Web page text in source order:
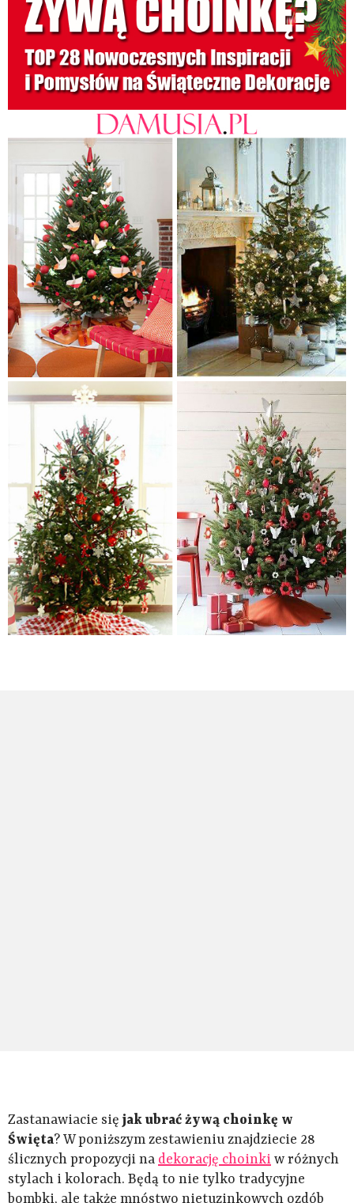
Zastanawiacie się jak ubrać żywą choinkę w
Święta? W poniższym zestawieniu znajdziecie 28
ślicznych propozycji na dekorację choinki w różnych
stylach i kolorach. Będą to nie tylko tradycyjne
bombki, ale także mnóstwo nietuzinkowych ozdób